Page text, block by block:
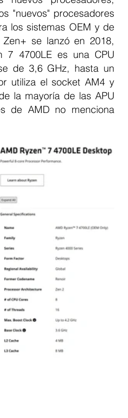
"nuevos" procesadores
los sistemas OEM y de
se lanzó en 2018,
7 4700LE es una CPU
de 3,6 GHz, hasta un
utiliza el socket AM4 y
la mayoría de las APU
de AMD no menciona